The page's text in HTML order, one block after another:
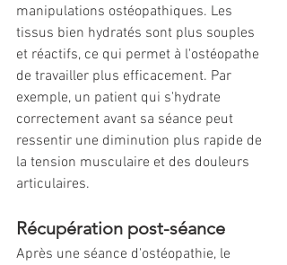
manipulations ostéopathiques. Les
tissus bien hydratés sont plus souples
et réactifs, ce qui permet à l'ostéopathe
de travailler plus efficacement. Par
exemple, un patient qui s'hydrate
correctement avant sa séance peut
ressentir une diminution plus rapide de
la tension musculaire et des douleurs
articulaires.
Récupération post-séance
Après une séance d'ostéopathie, le